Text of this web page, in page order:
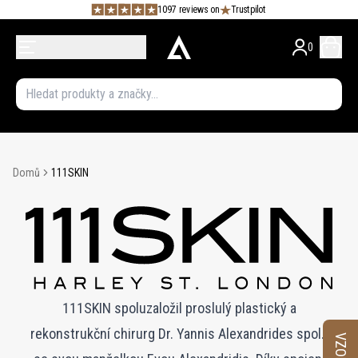
1097 reviews on Trustpilot
0
Domů 111SKIN
111SKIN spoluzaložil proslulý plastický a
rekonstrukční chirurg Dr. Yannis Alexandrides spolu